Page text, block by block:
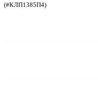
(#КЛП1385П4)